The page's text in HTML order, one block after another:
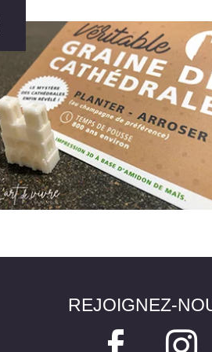
REJOIGNEZ-
 